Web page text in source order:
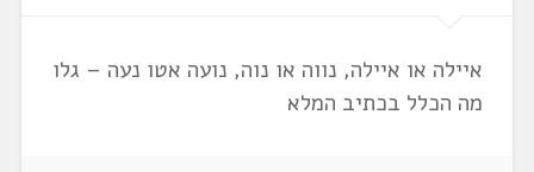
איילה או איילה, נווה או נוה, נועה אטו נעה – גלו
מה הכלל בכתיב המלא